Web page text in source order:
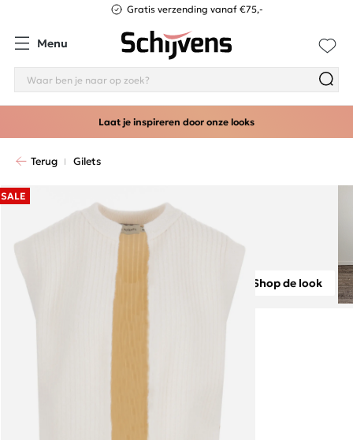
Gratis verzending vanaf €75,-
Menu
Laat je inspireren door onze looks
Terug Gilets
SALE
Shop de look